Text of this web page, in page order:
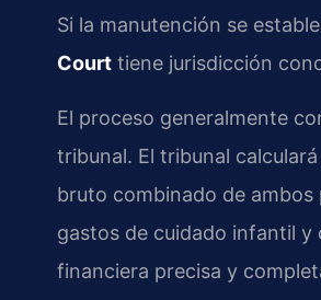
Si la manutención se
Court tiene jurisdicción
El proceso generalmente
tribunal. El tribunal
bruto combinado de ambos
gastos de cuidado infantil
financiera precisa y